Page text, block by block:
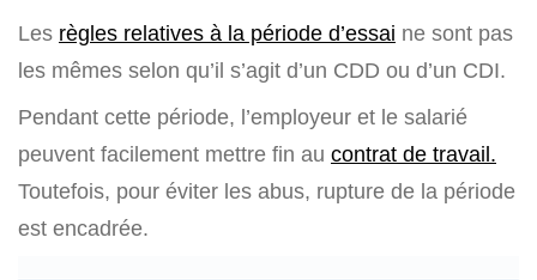
Les règles relatives à la période d’essai ne sont pas
les mêmes selon qu’il s’agit d’un CDD ou d’un CDI.
Pendant cette période, l’employeur et le salarié
peuvent facilement mettre fin au contrat de travail.
Toutefois, pour éviter les abus, rupture de la période
est encadrée.